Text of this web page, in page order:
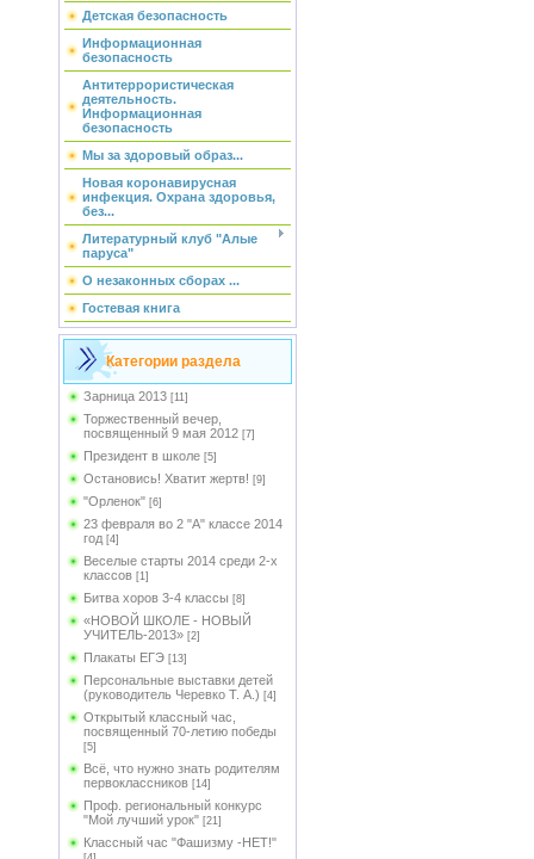
Детская безопасность
Информационная
безопасность
Антитеррористическая
деятельность.
Информационная
безопасность
Мы за здоровый образ...
Новая коронавирусная
инфекция. Охрана здоровья,
без...
Литературный клуб "Алые
паруса"
О незаконных сборах ...
Гостевая книга
Категории раздела
Зарница 2013 [11]
Торжественный вечер,
посвященный 9 мая 2012 [7]
Президент в школе [5]
Остановись! Хватит жертв! [9]
"Орленок" [6]
23 февраля во 2 "А" классе 2014
год [4]
Веселые старты 2014 среди 2-х
классов [1]
Битва хоров 3-4 классы [8]
«НОВОЙ ШКОЛЕ - НОВЫЙ
УЧИТЕЛЬ-2013» [2]
Плакаты ЕГЭ [13]
Персональные выставки детей
(руководитель Черевко Т. А.) [4]
Открытый классный час,
посвященный 70-летию победы
[5]
Всё, что нужно знать родителям
первоклассников [14]
Проф. региональный конкурс
"Мой лучший урок" [21]
Классный час "Фашизму -НЕТ!"